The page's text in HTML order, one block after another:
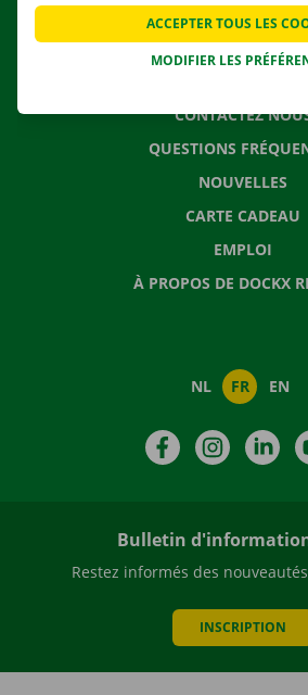
SOLUTIONS DE
CONTACTEZ
QUESTIONS
NOUVELLES
CARTE CADEAU
EMPLOI
À PROPOS DE DOCKX
NL FR EN
FacebookInstagram
Bulletin
Restez informés des
INSCRIPTION
MODIFIER LES
ACCEPTER TOUS LES